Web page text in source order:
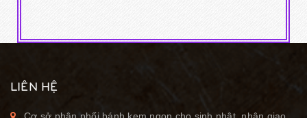
LIÊN HỆ
Cơ sở phân phối bánh kem ngon cho sinh nhật, nhận giao